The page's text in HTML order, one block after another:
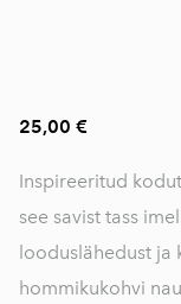
25,00 €
Inspireeritud
see savist tass
looduslähedust ja
hommikukohvi